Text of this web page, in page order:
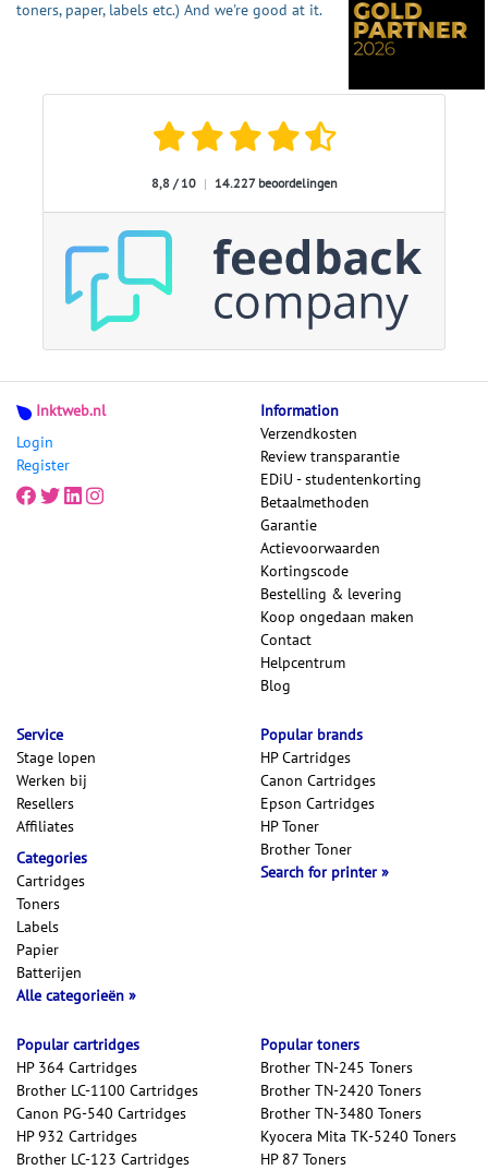
toners, paper, labels etc.) And we're good at it.
8,8 / 10 | 14.227 beoordelingen
Inktweb.nl
Login
Register
Information
Verzendkosten
Review transparantie
EDiU - studentenkorting
Betaalmethoden
Garantie
Actievoorwaarden
Kortingscode
Bestelling & levering
Koop ongedaan maken
Contact
Helpcentrum
Blog
Service
Stage lopen
Werken bij
Resellers
Affiliates
Categories
Cartridges
Toners
Labels
Papier
Batterijen
Alle categorieën
Popular cartridges
HP 364 Cartridges
Brother LC-1100 Cartridges
Canon PG-540 Cartridges
HP 932 Cartridges
Brother LC-123 Cartridges
Popular toners
Brother TN-245 Toners
Brother TN-2420 Toners
Brother TN-3480 Toners
Kyocera Mita TK-5240 Toners
HP 87 Toners
Popular brands
HP Cartridges
Canon Cartridges
Epson Cartridges
HP Toner
Brother Toner
Search for printer